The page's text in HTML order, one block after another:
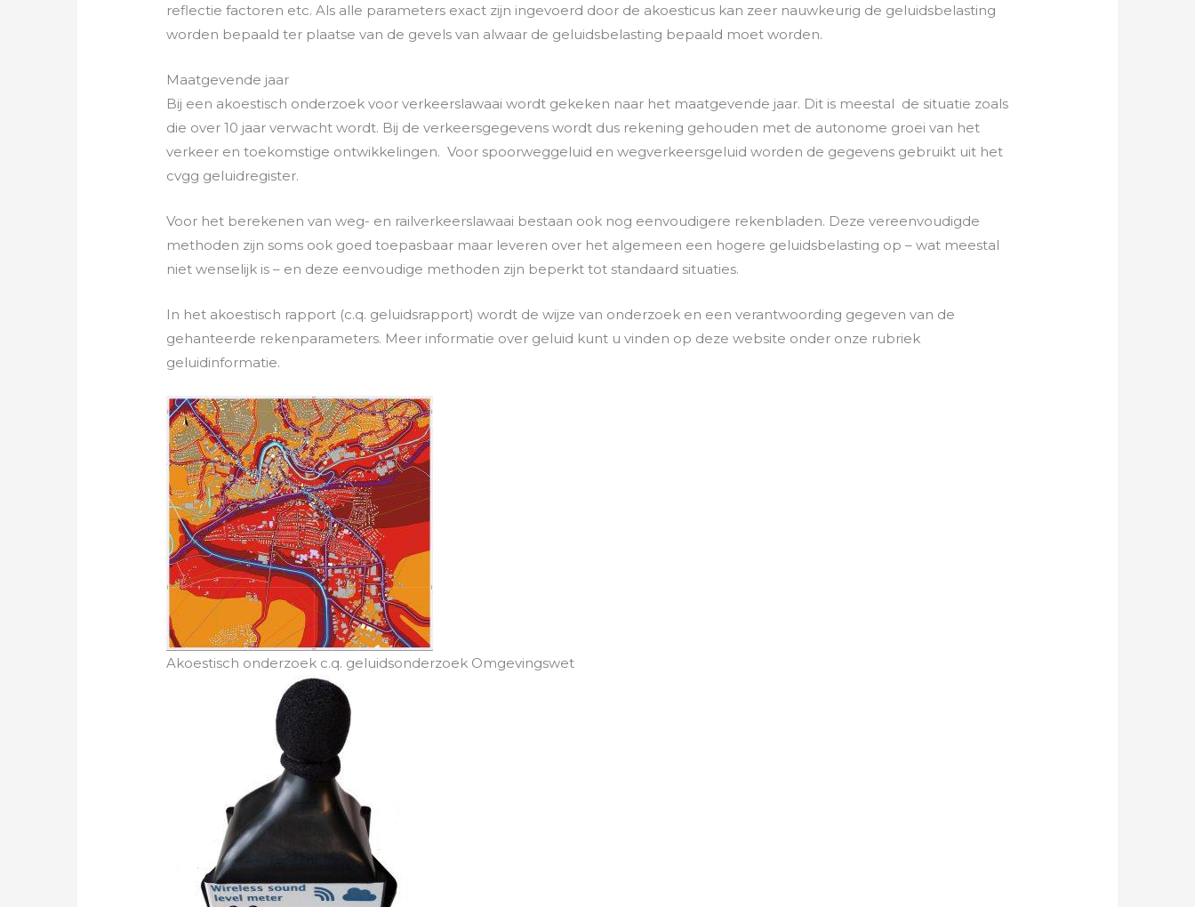
reflectie factoren etc. Als alle parameters exact zijn ingevoerd door de akoesticus kan zeer nauwkeurig de geluidsbelasting
worden bepaald ter plaatse van de gevels van alwaar de geluidsbelasting bepaald moet worden.
Maatgevende jaar
Bij een akoestisch onderzoek voor verkeerslawaai wordt gekeken naar het maatgevende jaar. Dit is meestal de situatie zoals
die over 10 jaar verwacht wordt. Bij de verkeersgegevens wordt dus rekening gehouden met de autonome groei van het
verkeer en toekomstige ontwikkelingen. Voor spoorweggeluid en wegverkeersgeluid worden de gegevens gebruikt uit het
cvgg geluidregister.
Voor het berekenen van weg- en railverkeerslawaai bestaan ook nog eenvoudigere rekenbladen. Deze vereenvoudigde
methoden zijn soms ook goed toepasbaar maar leveren over het algemeen een hogere geluidsbelasting op – wat meestal
niet wenselijk is – en deze eenvoudige methoden zijn beperkt tot standaard situaties.
In het akoestisch rapport (c.q. geluidsrapport) wordt de wijze van onderzoek en een verantwoording gegeven van de
gehanteerde rekenparameters. Meer informatie over geluid kunt u vinden op deze website onder onze rubriek
geluidinformatie.
Akoestisch onderzoek c.q. geluidsonderzoek Omgevingswet